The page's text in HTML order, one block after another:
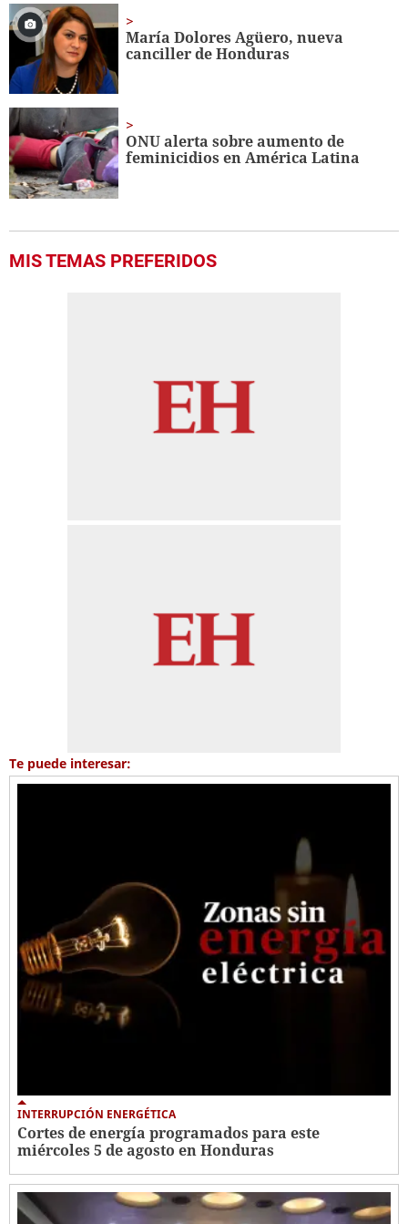
María Dolores Agüero, nueva
canciller de Honduras
ONU alerta sobre aumento de
feminicidios en América Latina
MIS TEMAS PREFERIDOS
Te puede interesar:
INTERRUPCIÓN ENERGÉTICA
Cortes de energía programados para este
miércoles 5 de agosto en Honduras